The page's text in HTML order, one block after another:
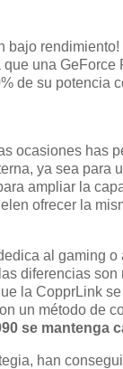
bajo rendimiento!
una GeForce
de su potencia
ocasiones has
ya sea para
ampliar la
ofrecer la
al gaming o
diferencias son
la CopprLink
un método de
se mantenga
han